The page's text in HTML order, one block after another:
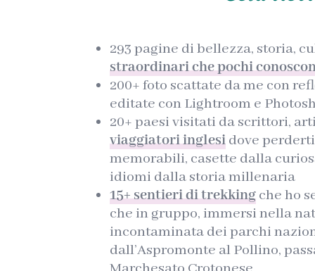
293 pagine di bellezza, storia,
straordinari che pochi
200+ foto scattate da me con
editate con Lightroom e
20+ paesi visitati da scrittori,
viaggiatori inglesi dove
memorabili, casette dalla
idiomi dalla storia millenaria
15+ sentieri di trekking che ho
che in gruppo, immersi nella
incontaminata dei parchi
dall’Aspromonte al Pollino,